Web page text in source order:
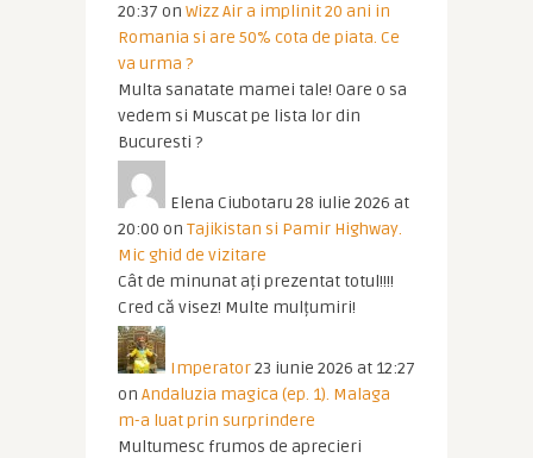
20:37 on Wizz Air a implinit 20 ani in
Romania si are 50% cota de piata. Ce
va urma ?
Multa sanatate mamei tale! Oare o sa
vedem si Muscat pe lista lor din
Bucuresti ?
Elena Ciubotaru 28 iulie 2026 at
20:00 on Tajikistan si Pamir Highway.
Mic ghid de vizitare
Cât de minunat ați prezentat totul!!!!
Cred că visez! Multe mulțumiri!
Imperator23 iunie 2026 at 12:27
on Andaluzia magica (ep. 1). Malaga
m-a luat prin surprindere
Multumesc frumos de aprecieri